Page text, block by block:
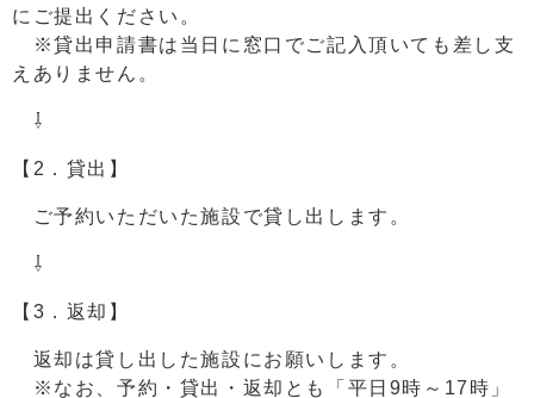
にご提出ください。
※貸出申請書は当日に窓口でご記入頂いても差し支
えありません。
⇩
【2．貸出】
ご予約いただいた施設で貸し出します。
⇩
【3．返却】
返却は貸し出した施設にお願いします。
※なお、予約・貸出・返却とも「平日9時～17時」